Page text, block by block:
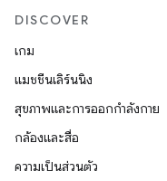
DISCOVER
เกม
แมชชีนเลิร์นนิง
สุขภาพและการออกกำลังกาย
กล้องและสื่อ
ความเป็นส่วนตัว